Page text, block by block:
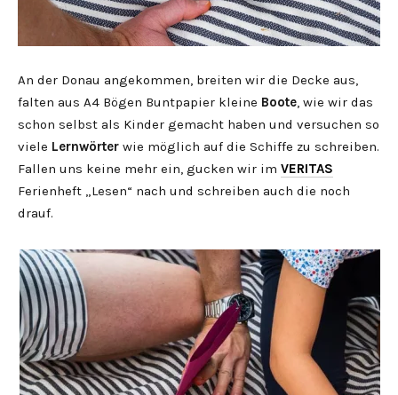
An der Donau angekommen, breiten wir die Decke aus,
falten aus A4 Bögen Buntpapier kleine Boote, wie wir das
schon selbst als Kinder gemacht haben und versuchen so
viele Lernwörter wie möglich auf die Schiffe zu schreiben.
Fallen uns keine mehr ein, gucken wir im VERITAS
Ferienheft „Lesen“ nach und schreiben auch die noch
drauf.